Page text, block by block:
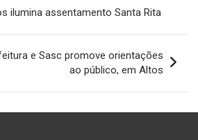
ilumina assentamento Santa Rita
e Sasc promove orientações
ao público, em Altos